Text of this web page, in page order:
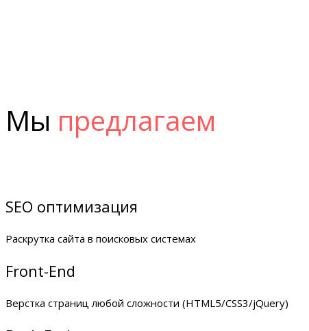
Мы предлагаем
SEO оптимизация
Раскрутка сайта в поисковых системах
Front-End
Верстка страниц любой сложности (HTML5/CSS3/jQuery)